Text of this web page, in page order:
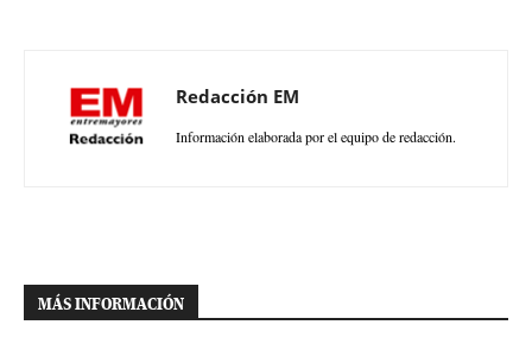
Redacción EM
Información elaborada por el equipo de redacción.
MÁS INFORMACIÓN